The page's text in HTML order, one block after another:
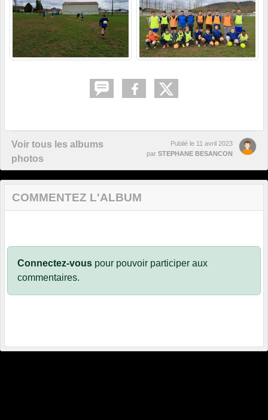
Voir tous les albums
photos
Publié le 11 avril 2023
par STEPHANE BESANCON
COMMENTEZ L'ALBUM
Connectez-vous pour pouvoir participer aux
commentaires.